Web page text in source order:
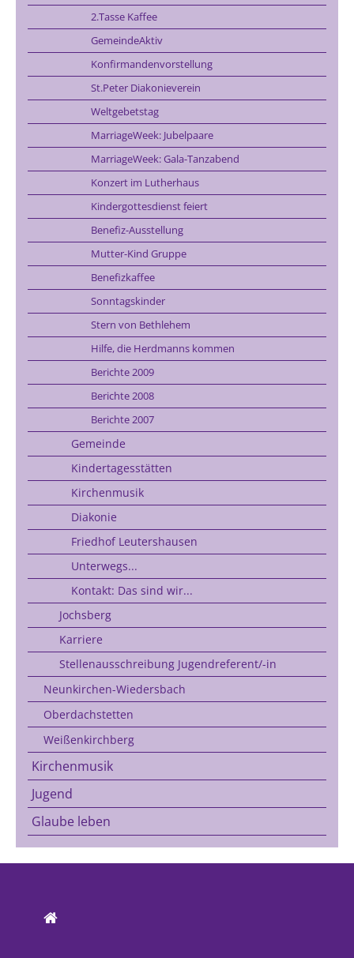
2.Tasse Kaffee
GemeindeAktiv
Konfirmandenvorstellung
St.Peter Diakonieverein
Weltgebetstag
MarriageWeek: Jubelpaare
MarriageWeek: Gala-Tanzabend
Konzert im Lutherhaus
Kindergottesdienst feiert
Benefiz-Ausstellung
Mutter-Kind Gruppe
Benefizkaffee
Sonntagskinder
Stern von Bethlehem
Hilfe, die Herdmanns kommen
Berichte 2009
Berichte 2008
Berichte 2007
Gemeinde
Kindertagesstätten
Kirchenmusik
Diakonie
Friedhof Leutershausen
Unterwegs...
Kontakt: Das sind wir...
Jochsberg
Karriere
Stellenausschreibung Jugendreferent/-in
Neunkirchen-Wiedersbach
Oberdachstetten
Weißenkirchberg
Kirchenmusik
Jugend
Glaube leben